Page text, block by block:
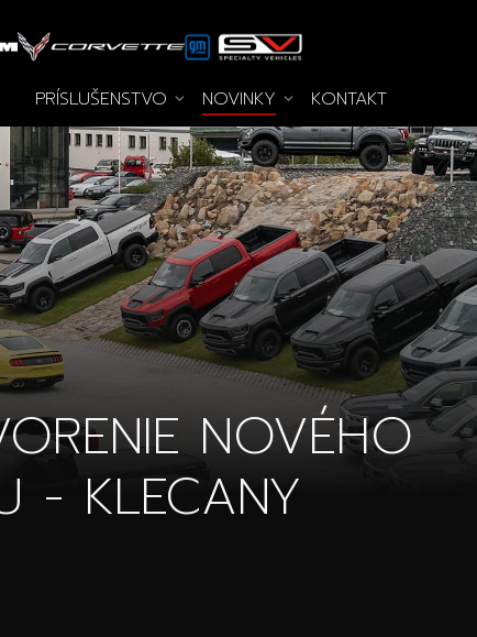
Jazdené
vozidlá
Vozidlá
na ceste
PRÍSLUŠENSTVO
Edwards Wheel Pros
NOVINKY
Archív noviniek
KONTAKT
NOVÉHO
- KLECANY